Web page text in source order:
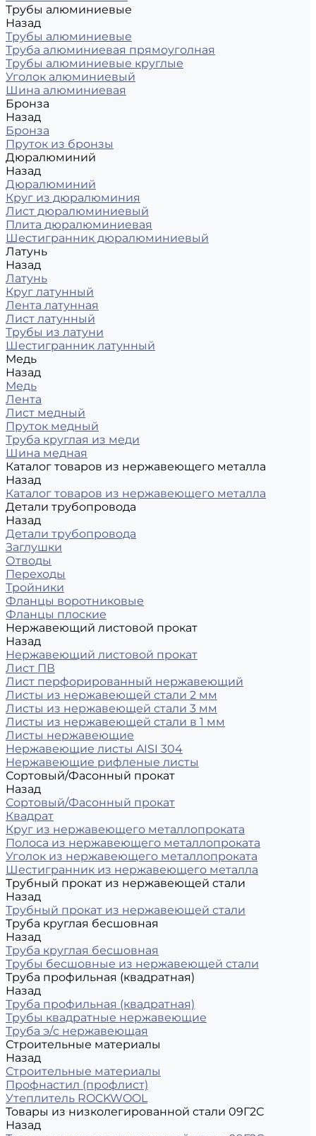
Трубы алюминиевые
Назад
Трубы алюминиевые
Труба алюминиевая прямоуголная
Трубы алюминиевые круглые
Уголок алюминиевый
Шина алюминиевая
Бронза
Назад
Бронза
Пруток из бронзы
Дюралюминий
Назад
Дюралюминий
Круг из дюралюминия
Лист дюралюминиевый
Плита дюралюминиевая
Шестигранник дюралюминиевый
Латунь
Назад
Латунь
Круг латунный
Лента латунная
Лист латунный
Трубы из латуни
Шестигранник латунный
Медь
Назад
Медь
Лента
Лист медный
Пруток медный
Труба круглая из меди
Шина медная
Каталог товаров из нержавеющего металла
Назад
Каталог товаров из нержавеющего металла
Детали трубопровода
Назад
Детали трубопровода
Заглушки
Отводы
Переходы
Тройники
Фланцы воротниковые
Фланцы плоские
Нержавеющий листовой прокат
Назад
Нержавеющий листовой прокат
Лист ПВ
Лист перфорированный нержавеющий
Листы из нержавеющей стали 2 мм
Листы из нержавеющей стали 3 мм
Листы из нержавеющей стали в 1 мм
Листы нержавеющие
Нержавеющие листы AISI 304
Нержавеющие рифленые листы
Сортовый/Фасонный прокат
Назад
Сортовый/Фасонный прокат
Квадрат
Круг из нержавеющего металлопроката
Полоса из нержавеющего металлопроката
Уголок из нержавеющего металлопроката
Шестигранник из нержавеющего металла
Трубный прокат из нержавеющей стали
Назад
Трубный прокат из нержавеющей стали
Труба круглая бесшовная
Назад
Труба круглая бесшовная
Трубы бесшовные из нержавеющей стали
Труба профильная (квадратная)
Назад
Труба профильная (квадратная)
Трубы квадратные нержавеющие
Труба э/с нержавеющая
Строительные материалы
Назад
Строительные материалы
Профнастил (профлист)
Утеплитель ROCKWOOL
Товары из низколегированной стали 09Г2С
Назад